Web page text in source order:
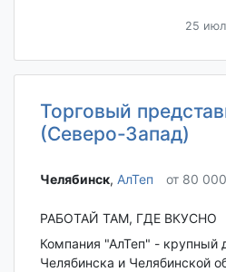
25
Торговый
(Северо-Запад)
Челябинск‎, АлТеп от 80
РАБОТАЙ ТАМ, ГДЕ ВКУСНО
Компания "АлТеп" - крупный
Челябинска и Челябинской